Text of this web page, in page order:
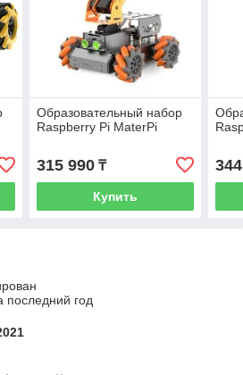
Образовательный набор
Raspberry Pi MaterPi
315 990₸
Купить
последний год